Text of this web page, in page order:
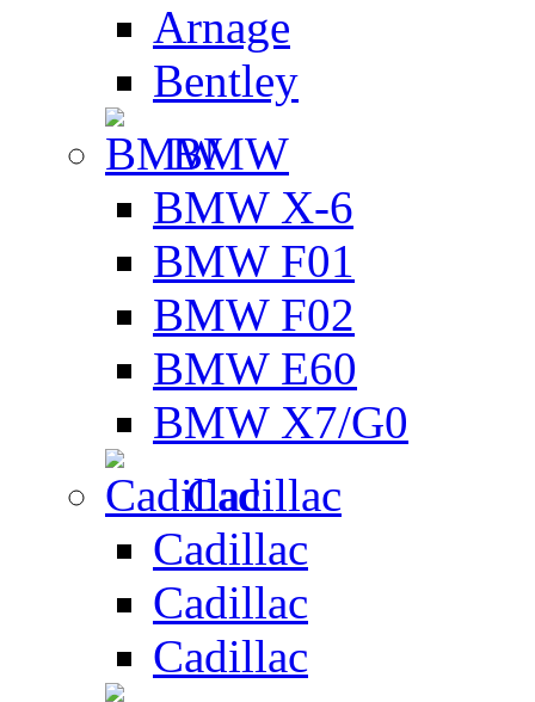
Arnage
Bentley
BMW
BMW X-6
BMW F01
BMW F02
BMW E60
BMW X7/G0
Cadillac
Cadillac
Cadillac
Cadillac